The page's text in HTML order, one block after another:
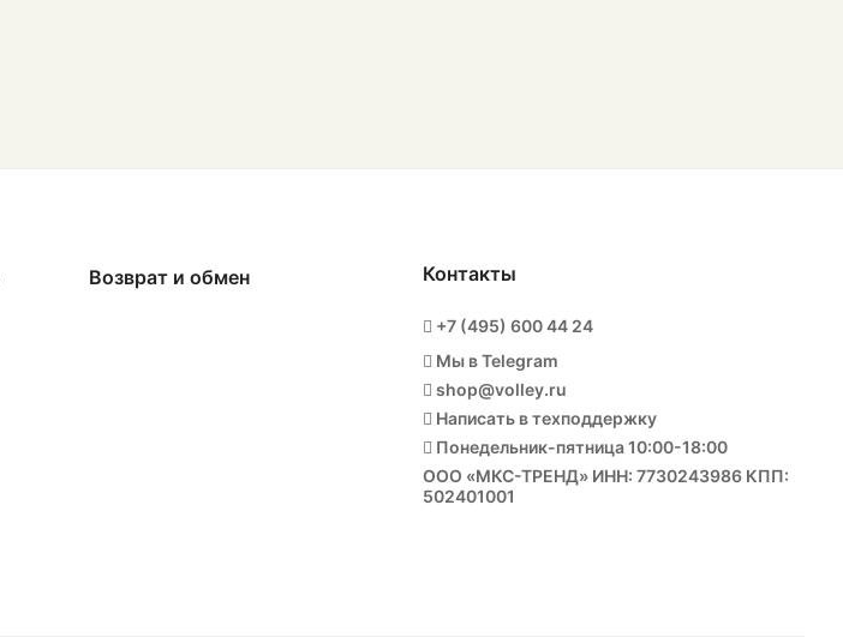
Возврат и обмен Контакты
+7 (495) 600 44 24
Мы в Telegram
shop@volley.ru
Написать в техподдержку
Понедельник-пятница 10:00-18:00
ООО «МКС-ТРЕНД» ИНН: 7730243986 КПП:
502401001